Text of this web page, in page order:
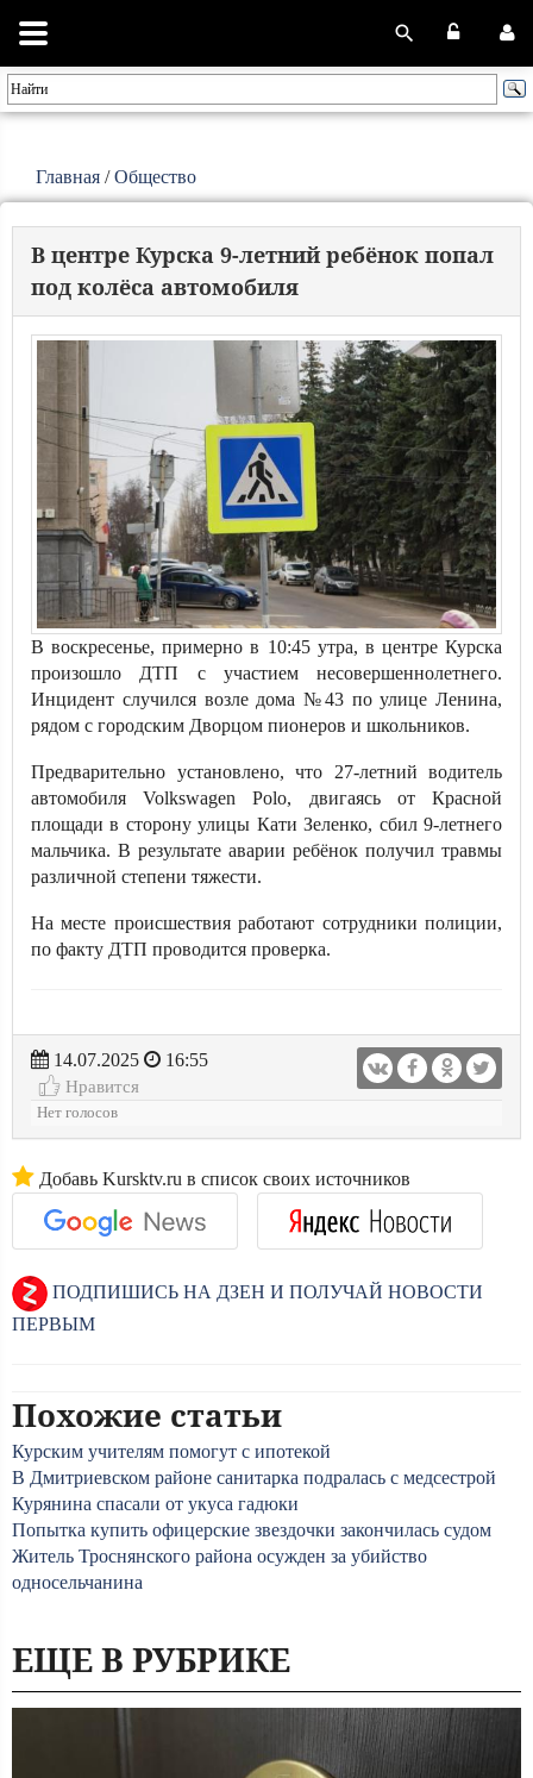
Главная /Общество
В центре Курска 9-летний ребёнок попал
под колёса автомобиля
В воскресенье, примерно в 10:45 утра, в центре Курска
произошло ДТП с участием несовершеннолетнего.
Инцидент случился возле дома №43 по улице Ленина,
рядом с городским Дворцом пионеров и школьников.
Предварительно установлено, что 27-летний водитель
автомобиля Volkswagen Polo, двигаясь от Красной
площади в сторону улицы Кати Зеленко, сбил 9-летнего
мальчика. В результате аварии ребёнок получил травмы
различной степени тяжести.
На месте происшествия работают сотрудники полиции,
по факту ДТП проводится проверка.
14.07.2025
16:55
Нравится
Нет голосов
Добавь Kursktv.ru в список своих источников
ПОДПИШИСЬ НА ДЗЕН И ПОЛУЧАЙ НОВОСТИ
ПЕРВЫМ
Похожие статьи
Курским учителям помогут с ипотекой
В Дмитриевском районе санитарка подралась с медсестрой
Курянина спасали от укуса гадюки
Попытка купить офицерские звездочки закончилась судом
Житель Троснянского района осужден за убийство
односельчанина
ЕЩЕ В РУБРИКЕ